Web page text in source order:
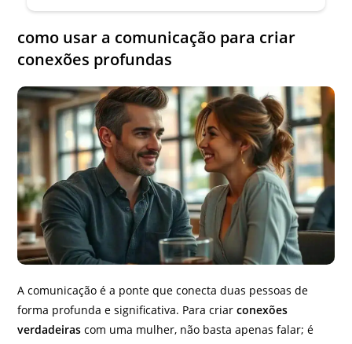
como usar a comunicação para criar
conexões profundas
A comunicação é a ponte que conecta duas pessoas de
forma profunda e significativa. Para criarconexões
verdadeiras com uma mulher, não basta apenas falar; é